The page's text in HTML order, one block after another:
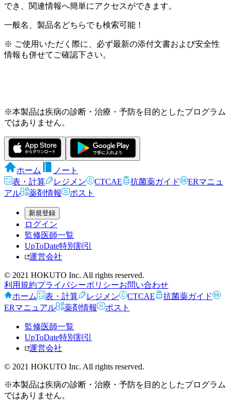
でき、関連情報へ簡単にアクセスができます。
一般名、製品名どちらでも検索可能！
※ ご使用いただく際に、必ず最新の添付文書および安全性
情報も併せてご確認下さい。
※本製品は疾病の診断・治療・予防を目的としたプログラム
ではありません。
ホーム
ノート
表・計算
レジメン CTCAE 抗菌薬ガイド
ERマニュ
アル
薬剤情報 ポスト
新規登録
ログイン
監修医師一覧
UpToDate特別割引
運営会社
© 2021 HOKUTO Inc. All rights reserved.
利用規約プライバシーポリシーお問い合わせ
ホーム
表・計算 レジメン CTCAE
抗菌薬ガイド
ERマニュアル
薬剤情報 ポスト
監修医師一覧
UpToDate特別割引
運営会社
© 2021 HOKUTO Inc. All rights reserved.
※本製品は疾病の診断・治療・予防を目的としたプログラム
ではありません。